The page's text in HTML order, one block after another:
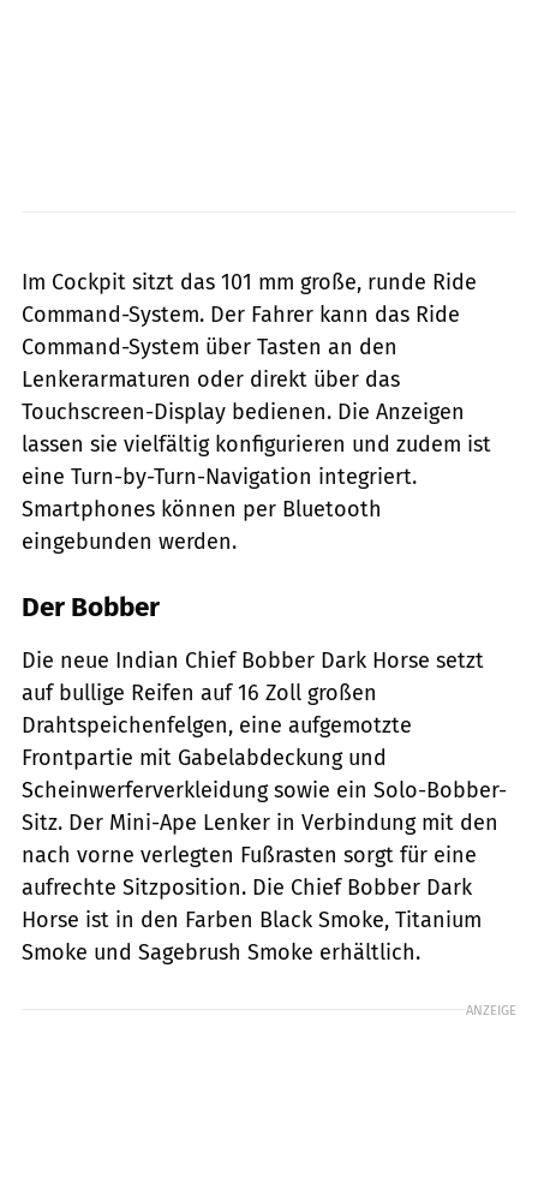
Im Cockpit sitzt das 101 mm große, runde Ride
Command-System. Der Fahrer kann das Ride
Command-System über Tasten an den
Lenkerarmaturen oder direkt über das
Touchscreen-Display bedienen. Die Anzeigen
lassen sie vielfältig konfigurieren und zudem ist
eine Turn-by-Turn-Navigation integriert.
Smartphones können per Bluetooth
eingebunden werden.
Der Bobber
Die neue Indian Chief Bobber Dark Horse setzt
auf bullige Reifen auf 16 Zoll großen
Drahtspeichenfelgen, eine aufgemotzte
Frontpartie mit Gabelabdeckung und
Scheinwerferverkleidung sowie ein Solo-Bobber-
Sitz. Der Mini-Ape Lenker in Verbindung mit den
nach vorne verlegten Fußrasten sorgt für eine
aufrechte Sitzposition. Die Chief Bobber Dark
Horse ist in den Farben Black Smoke, Titanium
Smoke und Sagebrush Smoke erhältlich.
ANZEIGE